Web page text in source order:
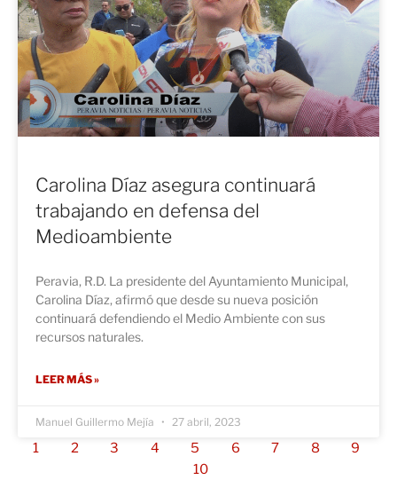
Carolina Díaz asegura continuará
trabajando en defensa del
Medioambiente
Peravia, R.D. La presidente del Ayuntamiento Municipal,
Carolina Díaz, afirmó que desde su nueva posición
continuará defendiendo el Medio Ambiente con sus
recursos naturales.
LEER MÁS »
Manuel Guillermo Mejía 27 abril, 2023
1 2 3 4 5 6 7 8
9
10